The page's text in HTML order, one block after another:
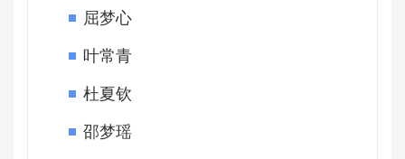
屈梦心
叶常青
杜夏钦
邵梦瑶